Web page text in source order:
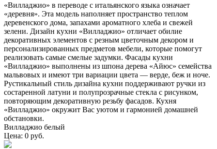
«Вилладжио» в переводе с итальянского языка означает
«деревня». Эта модель наполняет пространство теплом
деревенского дома, запахами ароматного хлеба и свежей
зелени. Дизайн кухни «Вилладжио» отличает обилие
декоративных элементов с резным цветочным декором и
персонализированных предметов мебели, которые помогут
реализовать самые смелые задумки. Фасады кухни
«Вилладжио» выполнены из шпона дерева «Айюс» семейства
мальвовых и имеют три вариации цвета — верде, беж и ноче.
Рустикальный стиль дизайна кухни поддерживают ручки из
состаренной латуни и полупрозрачные стекла с рисунком,
повторяющим декоративную резьбу фасадов. Кухня
«Вилладжио» окружит Вас уютом и гармонией домашней
обстановки.
Вилладжио белый
Цена: 0 руб.